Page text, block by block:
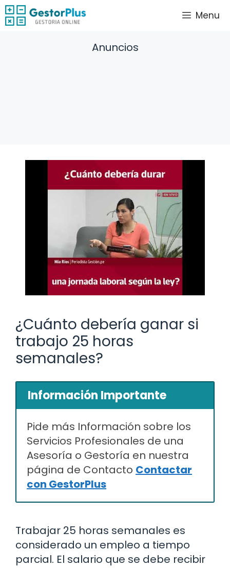
Saltar
al
Menu
Anuncios
¿Cuánto debería ganar si
trabajo 25 horas
semanales?
Información Importante
Pide más Información sobre los
Servicios Profesionales de una
Asesoría o Gestoría en nuestra
página de Contacto Contactar
con GestorPlus
Trabajar 25 horas semanales es
considerado un empleo a tiempo
parcial. El salario que se debe recibir